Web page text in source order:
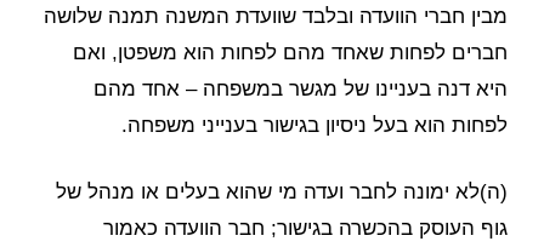
מבין חברי הוועדה ובלבד שוועדת המשנה תמנה שלושה
חברים לפחות שאחד מהם לפחות הוא משפטן, ואם
היא דנה בעניינו של מגשר במשפחה – אחד מהם
לפחות הוא בעל ניסיון בגישור בענייני משפחה.
(ה)לא ימונה לחבר ועדה מי שהוא בעלים או מנהל של
גוף העוסק בהכשרה בגישור; חבר הוועדה כאמור